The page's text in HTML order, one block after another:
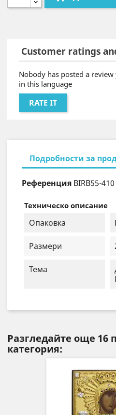
Customer ratings
Nobody has posted a review
in this language
RATE IT
Подробности за
Референция BIRB55-410
Техническо описание
Опаковка
Размери
Тема
Разгледайте още 16
категория: